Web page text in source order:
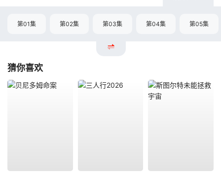
第01集 第02集 第03集 第04集 第05集
猜你喜欢